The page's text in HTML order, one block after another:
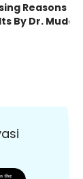
Reasons
By Dr.